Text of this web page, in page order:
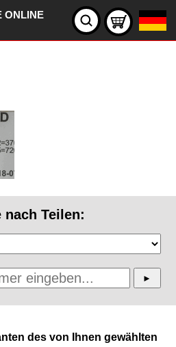
ONLINE
nach Teilen:
des von Ihnen gewählten